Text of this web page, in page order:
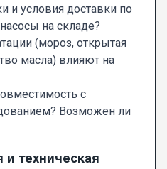
и условия доставки по
на складе?
(мороз, открытая
масла) влияют на
с
Возможен ли
и техническая